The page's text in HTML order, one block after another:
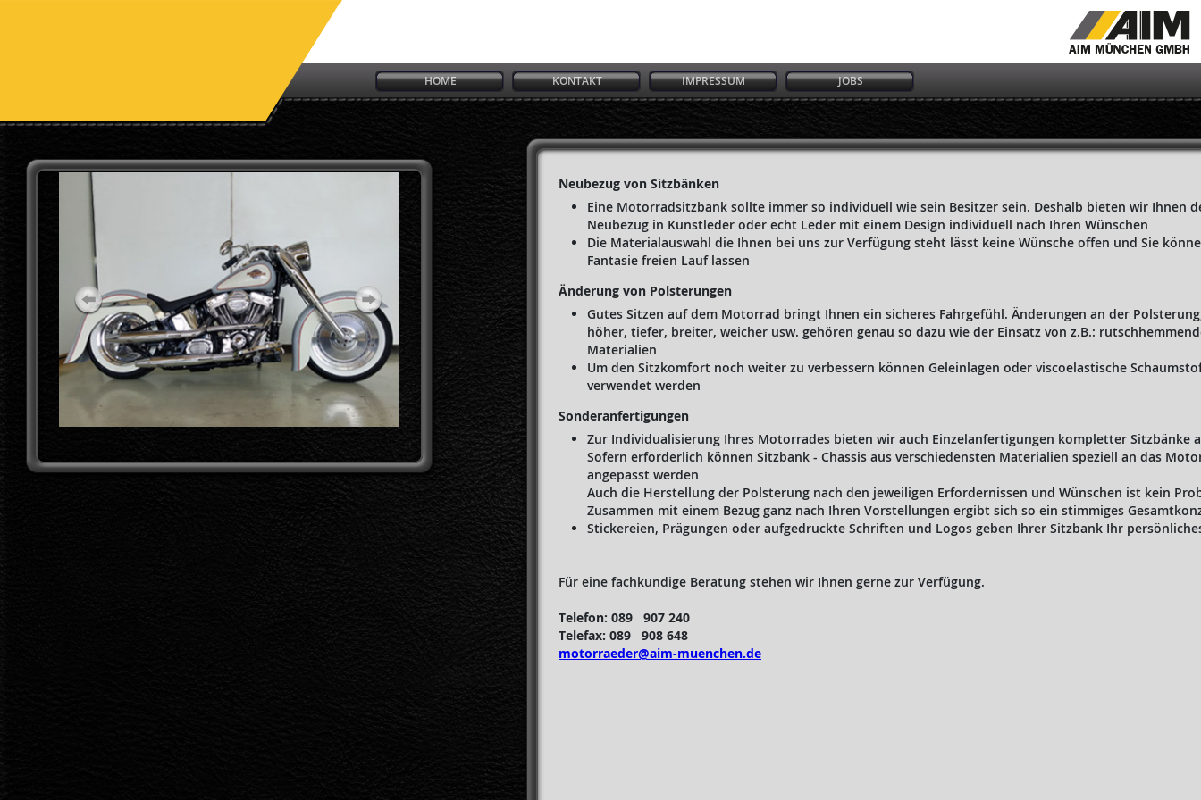
HOME KONTAKT IMPRESSUM JOBS
Neubezug von Sitzbänken
Eine Motorradsitzbank sollte immer so individuell wie sein Besitzer sein. Deshalb bieten wir Ihnen
Neubezug in Kunstleder oder echt Leder mit einem Design individuell nach Ihren Wünschen
Die Materialauswahl die Ihnen bei uns zur Verfügung steht lässt keine Wünsche offen und Sie
Fantasie freien Lauf lassen
Änderung von Polsterungen
Gutes Sitzen auf dem Motorrad bringt Ihnen ein sicheres Fahrgefühl. Änderungen an der
höher, tiefer, breiter, weicher usw. gehören genau so dazu wie der Einsatz von z.B.:
Materialien
Um den Sitzkomfort noch weiter zu verbessern können Geleinlagen oder viscoelastische
verwendet werden
Sonderanfertigungen
Zur Individualisierung Ihres Motorrades bieten wir auch Einzelanfertigungen kompletter Sitzbänke
Sofern erforderlich können Sitzbank - Chassis aus verschiedensten Materialien speziell an das
angepasst werden
Auch die Herstellung der Polsterung nach den jeweiligen Erfordernissen und Wünschen ist kein
Zusammen mit einem Bezug ganz nach Ihren Vorstellungen ergibt sich so ein stimmiges
Stickereien, Prägungen oder aufgedruckte Schriften und Logos geben Ihrer Sitzbank Ihr
Für eine fachkundige Beratung stehen wir Ihnen gerne zur Verfügung.
Telefon: 089 907 240
Telefax: 089 908 648
motorraeder@aim-muenchen.de